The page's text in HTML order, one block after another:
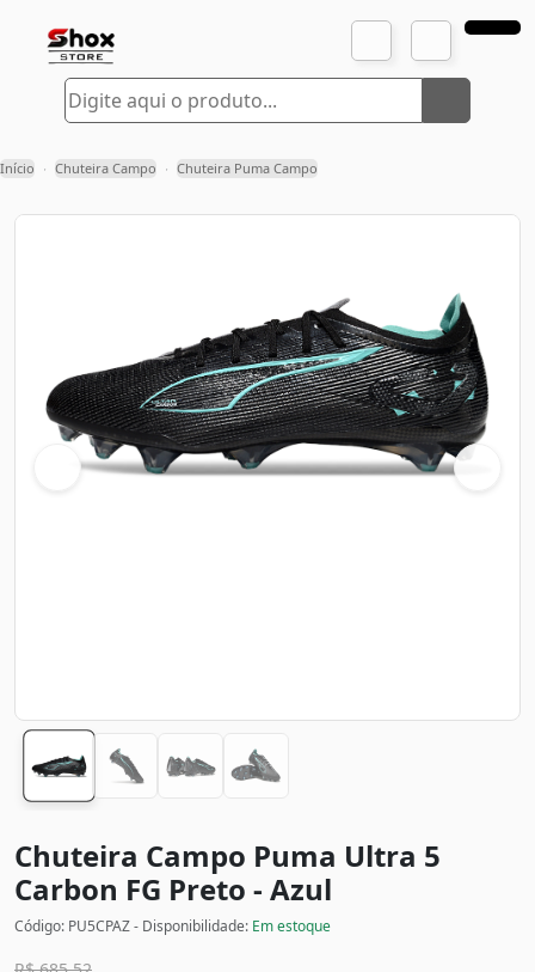
Início › Chuteira Campo › Chuteira Puma Campo
Chuteira Campo Puma Ultra 5
Carbon FG Preto - Azul
Código: PU5CPAZ - Disponibilidade: Em estoque